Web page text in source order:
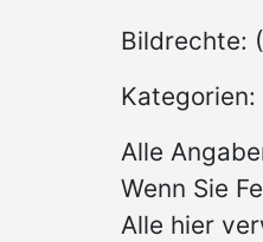
Bildrechte:
Kategorien:
Alle
Wenn Sie
Alle hier